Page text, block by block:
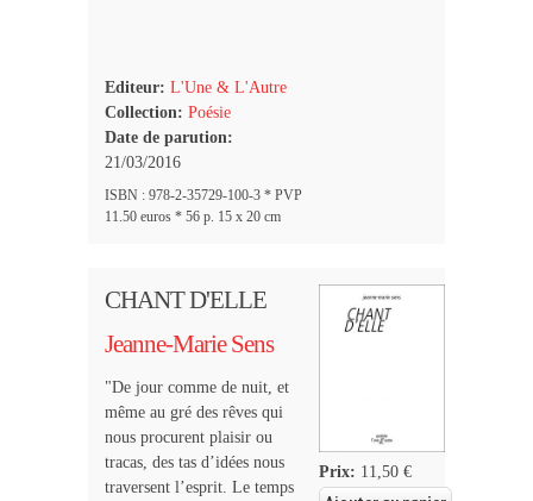
Editeur: L'Une & L'Autre
Collection: Poésie
Date de parution:
21/03/2016
ISBN : 978-2-35729-100-3 * PVP
11.50 euros * 56 p. 15 x 20 cm
CHANT D'ELLE
Jeanne-Marie Sens
"De jour comme de nuit, et
même au gré des rêves qui
nous procurent plaisir ou
tracas, des tas d’idées nous
traversent l’esprit. Le temps
Prix: 11,50 €